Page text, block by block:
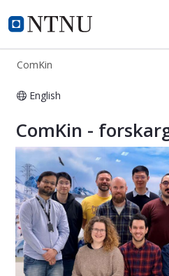
NTNU Hjemmeside
ComKin
ComKin
English
ComKin -
ComKin -